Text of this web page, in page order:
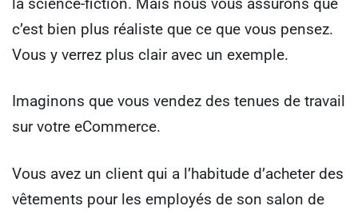
c’est bien plus réaliste que ce que vous pensez.
Vous y verrez plus clair avec un exemple.
Imaginons que vous vendez des tenues de travail
sur votre eCommerce.
Vous avez un client qui a l’habitude d’acheter des
vêtements pour les employés de son salon de